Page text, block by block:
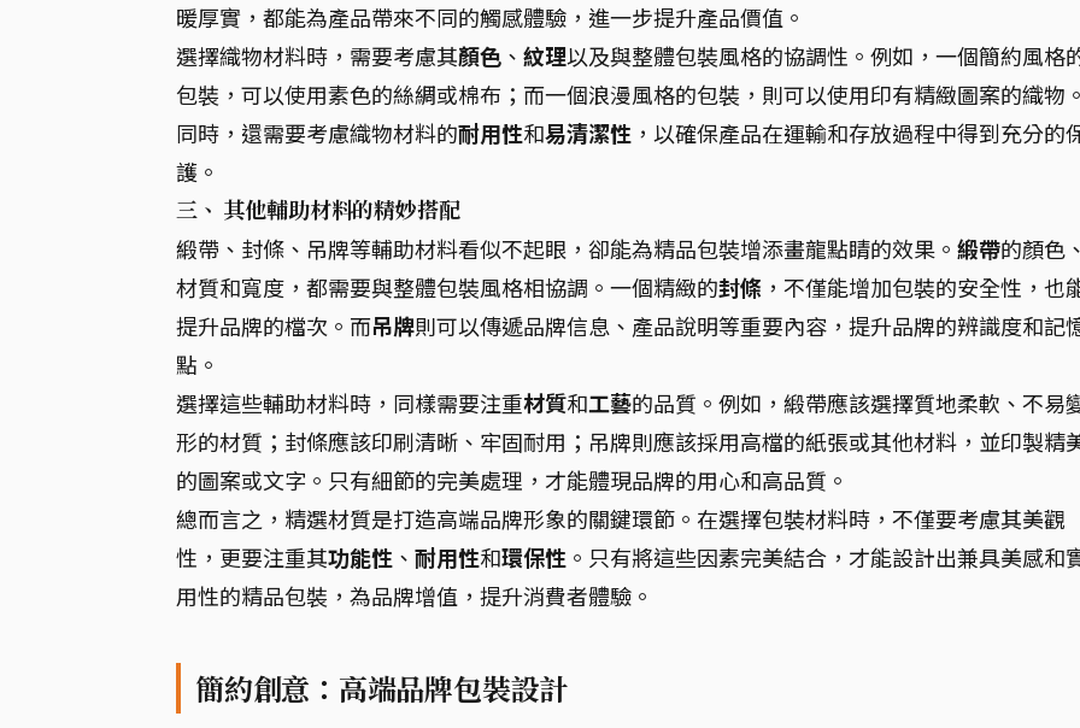
暖厚實，都能為產品帶來不同的觸感體驗，進一步提升產品價值。
選擇織物材料時，需要考慮其顏色 、 紋理以及與整體包裝風格的協調性。例如，一個簡約風格
包裝，可以使用素色的絲綢或棉布；而一個浪漫風格的包裝，則可以使用印有精緻圖案的織物。
同時，還需要考慮織物材料的耐用性和易清潔性 ，以確保產品在運輸和存放過程中得到充分的
護。
三、 其他輔助材料的精妙搭配
緞帶、封條、吊牌等輔助材料看似不起眼，卻能為精品包裝增添畫龍點睛的效果。 緞帶的顏色、
材質和寬度，都需要與整體包裝風格相協調。一個精緻的封條 ，不僅能增加包裝的安全性，也
提升品牌的檔次。而吊牌則可以傳遞品牌信息、產品說明等重要內容，提升品牌的辨識度和記
點。
選擇這些輔助材料時，同樣需要注重材質和工藝的品質。例如，緞帶應該選擇質地柔軟、不易
形的材質；封條應該印刷清晰、牢固耐用；吊牌則應該採用高檔的紙張或其他材料，並印製精
的圖案或文字。只有細節的完美處理，才能體現品牌的用心和高品質。
總而言之，精選材質是打造高端品牌形象的關鍵環節。在選擇包裝材料時，不僅要考慮其美觀
性，更要注重其功能性 、 耐用性和環保性 。只有將這些因素完美結合，才能設計出兼具美感和
用性的精品包裝，為品牌增值，提升消費者體驗。
簡約創意：高端品牌包裝設計